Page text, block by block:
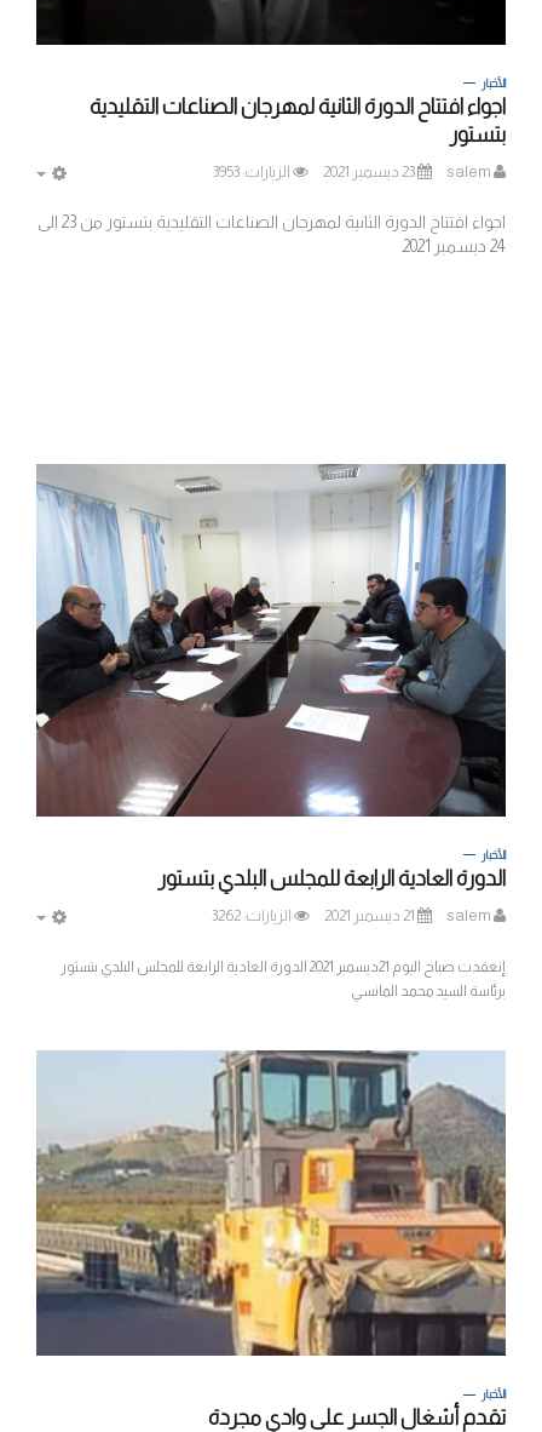
الأخبار
اجواء افتتاح الدورة الثانية لمهرجان الصناعات التقليدية
بتستور
salem 23 ديسمبر 2021 الزيارات: 3953
اجواء افتتاح الدورة الثانية لمهرجان الصناعات التقليدية بتستور من 23 الى
24 ديسمبر 2021.
الأخبار
الدورة العادية الرابعة للمجلس البلدي بتستور
salem 21 ديسمبر 2021 الزيارات: 3262
إنعقدت صباح اليوم 21ديسمبر 2021 الدورة العادية الرابعة للمجلس البلدي بتستور
برئاسة السيد محمد المانسي
الأخبار
تقدم أشغال الجسر على وادي مجردة